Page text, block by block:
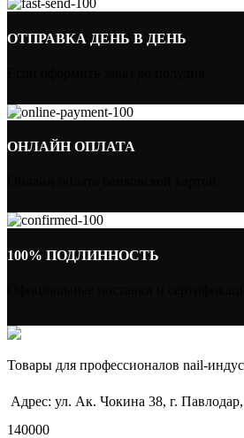
ОТПРАВКА ДЕНЬ В ДЕНЬ
ОНЛАЙН ОПЛАТА
100% ПОДЛИННОСТЬ
Товары для профессионалов nail-
Адрес: ул. Ак. Чокина 38, г.
140000